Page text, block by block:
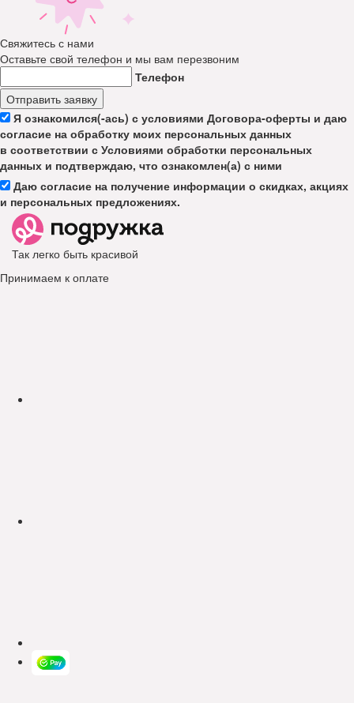
Свяжитесь с нами
Оставьте свой телефон и мы вам перезвоним
Телефон
Отправить заявку
Я ознакомился(-ась) с условиями Договора-оферты и даю
согласие на обработку моих персональных данных
в соответствии с Условиями обработки персональных
данных и подтверждаю, что ознакомлен(а) с ними
Даю согласие на получение информации о скидках, акциях
и персональных предложениях.
Так легко быть красивой
Принимаем к оплате